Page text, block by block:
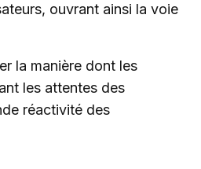
ouvrant ainsi la voie
la manière dont les
les attentes des
réactivité des